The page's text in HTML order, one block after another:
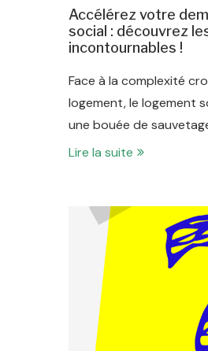
Accélérez votre
social : découvrez
incontournables !
Face à la complexité
logement, le logement
une bouée de
Lire la suite